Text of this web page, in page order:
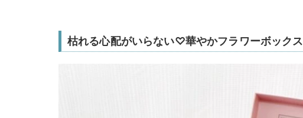
枯れる心配がいらない♡華やかフラワーボックス